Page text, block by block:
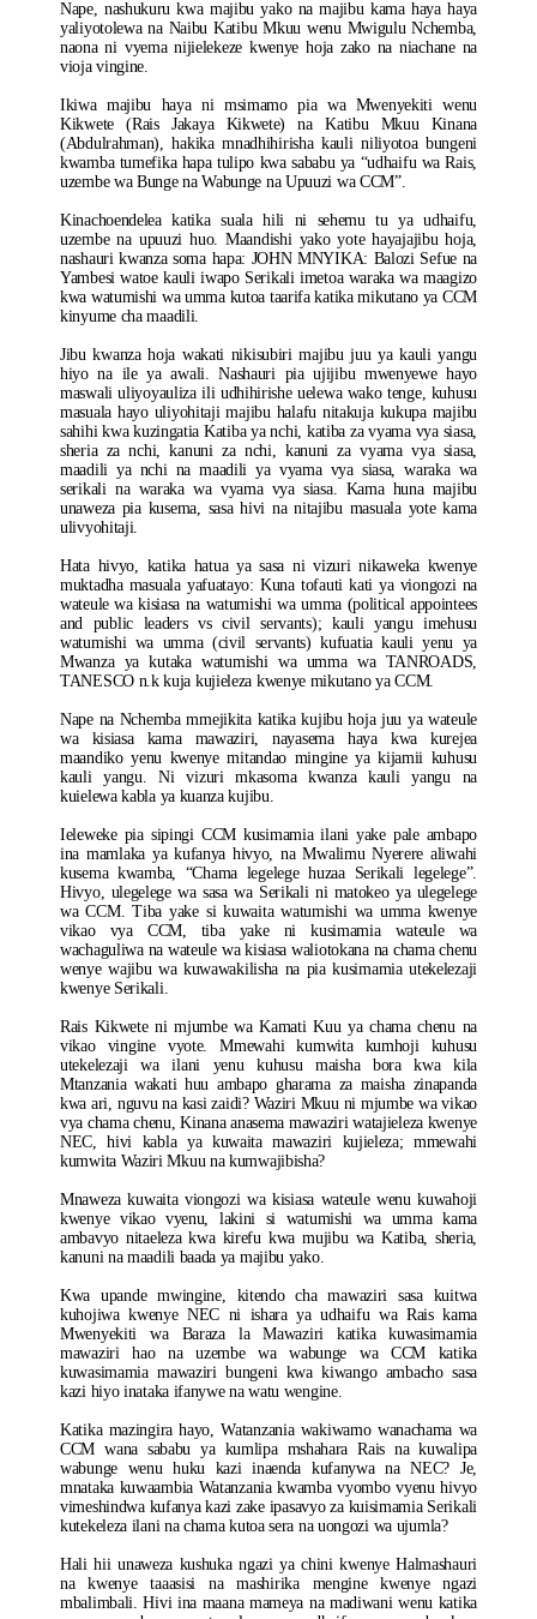
Nape, nashukuru kwa majibu yako na majibu kama haya haya
yaliyotolewa na Naibu Katibu Mkuu wenu Mwigulu Nchemba,
naona ni vyema nijielekeze kwenye hoja zako na niachane na
vioja vingine.
Ikiwa majibu haya ni msimamo pia wa Mwenyekiti wenu
Kikwete (Rais Jakaya Kikwete) na Katibu Mkuu Kinana
(Abdulrahman), hakika mnadhihirisha kauli niliyotoa bungeni
kwamba tumefika hapa tulipo kwa sababu ya “udhaifu wa Rais,
uzembe wa Bunge na Wabunge na Upuuzi wa CCM”.
Kinachoendelea katika suala hili ni sehemu tu ya udhaifu,
uzembe na upuuzi huo. Maandishi yako yote hayajajibu hoja,
nashauri kwanza soma hapa: JOHN MNYIKA: Balozi Sefue na
Yambesi watoe kauli iwapo Serikali imetoa waraka wa maagizo
kwa watumishi wa umma kutoa taarifa katika mikutano ya CCM
kinyume cha maadili.
Jibu kwanza hoja wakati nikisubiri majibu juu ya kauli yangu
hiyo na ile ya awali. Nashauri pia ujijibu mwenyewe hayo
maswali uliyoyauliza ili udhihirishe uelewa wako tenge, kuhusu
masuala hayo uliyohitaji majibu halafu nitakuja kukupa majibu
sahihi kwa kuzingatia Katiba ya nchi, katiba za vyama vya siasa,
sheria za nchi, kanuni za nchi, kanuni za vyama vya siasa,
maadili ya nchi na maadili ya vyama vya siasa, waraka wa
serikali na waraka wa vyama vya siasa. Kama huna majibu
unaweza pia kusema, sasa hivi na nitajibu masuala yote kama
ulivyohitaji.
Hata hivyo, katika hatua ya sasa ni vizuri nikaweka kwenye
muktadha masuala yafuatayo: Kuna tofauti kati ya viongozi na
wateule wa kisiasa na watumishi wa umma (political appointees
and public leaders vs civil servants); kauli yangu imehusu
watumishi wa umma (civil servants) kufuatia kauli yenu ya
Mwanza ya kutaka watumishi wa umma wa TANROADS,
TANESCO n.k kuja kujieleza kwenye mikutano ya CCM.
Nape na Nchemba mmejikita katika kujibu hoja juu ya wateule
wa kisiasa kama mawaziri, nayasema haya kwa kurejea
maandiko yenu kwenye mitandao mingine ya kijamii kuhusu
kauli yangu. Ni vizuri mkasoma kwanza kauli yangu na
kuielewa kabla ya kuanza kujibu.
Ieleweke pia sipingi CCM kusimamia ilani yake pale ambapo
ina mamlaka ya kufanya hivyo, na Mwalimu Nyerere aliwahi
kusema kwamba, “Chama legelege huzaa Serikali legelege”.
Hivyo, ulegelege wa sasa wa Serikali ni matokeo ya ulegelege
wa CCM. Tiba yake si kuwaita watumishi wa umma kwenye
vikao vya CCM, tiba yake ni kusimamia wateule wa
wachaguliwa na wateule wa kisiasa waliotokana na chama chenu
wenye wajibu wa kuwawakilisha na pia kusimamia utekelezaji
kwenye Serikali.
Rais Kikwete ni mjumbe wa Kamati Kuu ya chama chenu na
vikao vingine vyote. Mmewahi kumwita kumhoji kuhusu
utekelezaji wa ilani yenu kuhusu maisha bora kwa kila
Mtanzania wakati huu ambapo gharama za maisha zinapanda
kwa ari, nguvu na kasi zaidi? Waziri Mkuu ni mjumbe wa vikao
vya chama chenu, Kinana anasema mawaziri watajieleza kwenye
NEC, hivi kabla ya kuwaita mawaziri kujieleza; mmewahi
kumwita Waziri Mkuu na kumwajibisha?
Mnaweza kuwaita viongozi wa kisiasa wateule wenu kuwahoji
kwenye vikao vyenu, lakini si watumishi wa umma kama
ambavyo nitaeleza kwa kirefu kwa mujibu wa Katiba, sheria,
kanuni na maadili baada ya majibu yako.
Kwa upande mwingine, kitendo cha mawaziri sasa kuitwa
kuhojiwa kwenye NEC ni ishara ya udhaifu wa Rais kama
Mwenyekiti wa Baraza la Mawaziri katika kuwasimamia
mawaziri hao na uzembe wa wabunge wa CCM katika
kuwasimamia mawaziri bungeni kwa kiwango ambacho sasa
kazi hiyo inataka ifanywe na watu wengine.
Katika mazingira hayo, Watanzania wakiwamo wanachama wa
CCM wana sababu ya kumlipa mshahara Rais na kuwalipa
wabunge wenu huku kazi inaenda kufanywa na NEC? Je,
mnataka kuwaambia Watanzania kwamba vyombo vyenu hivyo
vimeshindwa kufanya kazi zake ipasavyo za kuisimamia Serikali
kutekeleza ilani na chama kutoa sera na uongozi wa ujumla?
Hali hii unaweza kushuka ngazi ya chini kwenye Halmashauri
na kwenye taaasisi na mashirika mengine kwenye ngazi
mbalimbali. Hivi ina maana mameya na madiwani wenu katika